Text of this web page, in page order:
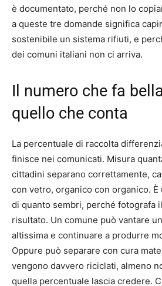
è documentato, perché non lo
a queste tre domande significa
sostenibile un sistema rifiuti, e
dei comuni italiani non ci arriva.
Il numero che fa
quello che conta
La percentuale di raccolta
finisce nei comunicati. Misura
cittadini separano correttamente,
con vetro, organico con organico. È
di quanto sembri, perché fotografa
risultato. Un comune può vantare
altissima e continuare a produrre
Oppure può separare con cura
vengono davvero riciclati, almeno
quella percentuale lascia credere.